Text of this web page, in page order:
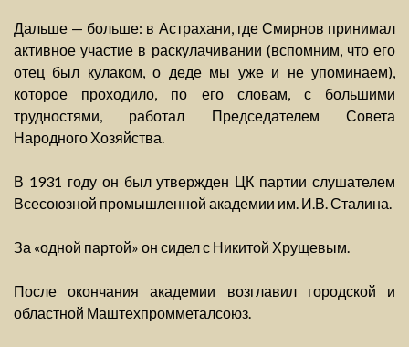
Дальше — больше: в Астрахани, где Смирнов принимал
активное участие в раскулачивании (вспомним, что его
отец был кулаком, о деде мы уже и не упоминаем),
которое проходило, по его словам, с большими
трудностями, работал Председателем Совета
Народного Хозяйства.
В 1931 году он был утвержден ЦК партии слушателем
Всесоюзной промышленной академии им. И.В. Сталина.
За «одной партой» он сидел с Никитой Хрущевым.
После окончания академии возглавил городской и
областной Маштехпромметалсоюз.